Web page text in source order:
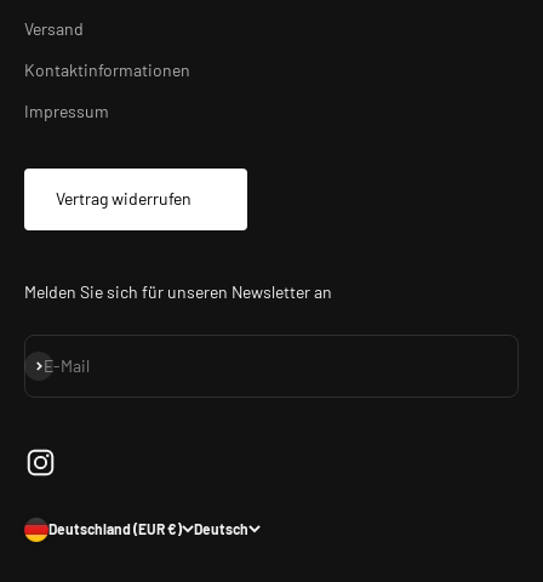
Versand
Kontaktinformationen
Impressum
Vertrag widerrufen
Melden Sie sich für unseren Newsletter an
E-Mail
Abonnieren
Deutschland (EUR €) Deutsch